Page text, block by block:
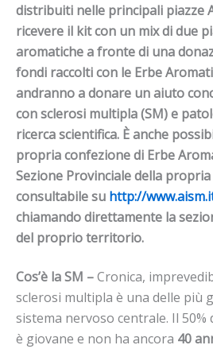
distribuiti nelle principali piazze
ricevere il kit con un mix di due
aromatiche a fronte di una
fondi raccolti con le Erbe
andranno a donare un aiuto
con sclerosi multipla (SM) e
ricerca scientifica. È anche
propria confezione di Erbe
Sezione Provinciale della
consultabile su http://
chiamando direttamente la
del proprio territorio.
Cos’è la SM –Cronica,
sclerosi multipla è una delle più
sistema nervoso centrale. Il 50%
è giovane e non ha ancora 40